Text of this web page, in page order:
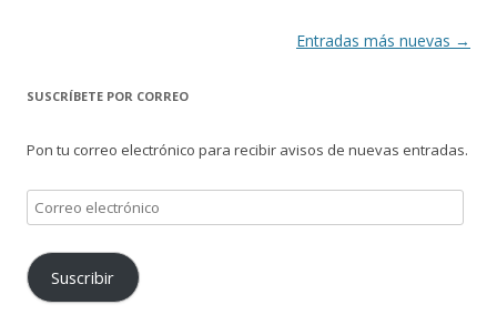
entradas
Entradas más nuevas →
SUSCRÍBETE POR CORREO
Pon tu correo electrónico para recibir avisos de nuevas entradas.
Correo
electrónico
Suscribir